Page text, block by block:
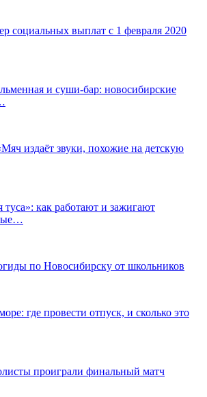
социальных выплат с 1 февраля 2020
и суши-бар: новосибирские
издаёт звуки, похожие на детскую
туса»: как работают и зажигают
по Новосибирску от школьников
где провести отпуск, и сколько это
проиграли финальный матч